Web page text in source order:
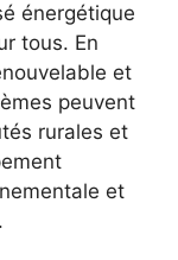
énergétique
tous. En
et
peuvent
rurales⁤ et
et